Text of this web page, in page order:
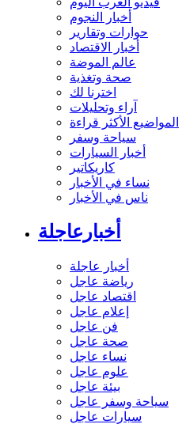
أخبار النجوم
حوارات وتقارير
أخبار الاقتصاد
عالم الموضة
صحة وتغذية
اخترنا لك
آراء وتحليلات
المواضيع الأكثر قراءة
سياحة وسفر
أخبار السيارات
كاريكاتير
نساء في الأخبار
ناس في الأخبار
أخبارعاجلة
أخبار عاجلة
رياضة عاجل
اقتصاد عاجل
إعلام عاجل
فن عاجل
صحة عاجل
نساء عاجل
علوم عاجل
بيئة عاجل
سياحة وسفر عاجل
سيارات عاجل